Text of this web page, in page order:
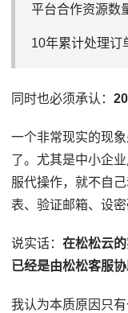
平台合作资源数
10年累计处理订
同时也必须承认：
一个非常现实的现
了。尤其是中小企
服代操作，就不自
表、验证邮箱、设密
说实话：在松松云
已经是由松松客服
我认为本质原因只有